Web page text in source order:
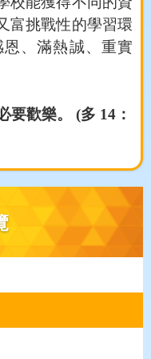
富挑戰性的學習環
、滿熱誠、重實
要歡樂。 (多 14：